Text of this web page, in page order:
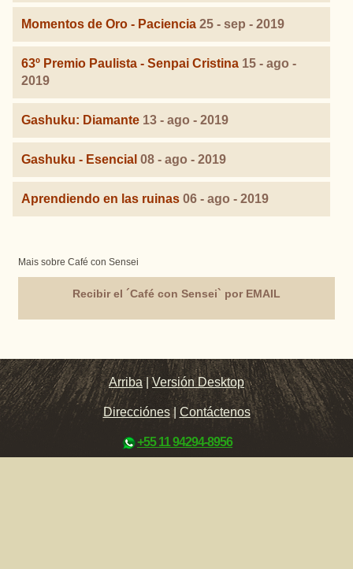
Momentos de Oro - Paciencia 25 - sep - 2019
63º Premio Paulista - Senpai Cristina 15 - ago -
2019
Gashuku: Diamante 13 - ago - 2019
Gashuku - Esencial 08 - ago - 2019
Aprendiendo en las ruinas 06 - ago - 2019
Mais sobre Café con Sensei
Recibir el ´Café con Sensei` por EMAIL
Arriba |Versión Desktop
Direcciónes| Contáctenos
+55 11 94294-8956